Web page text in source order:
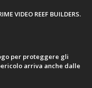
VIDEO REEF BUILDERS.
per proteggere gli
arriva anche dalle